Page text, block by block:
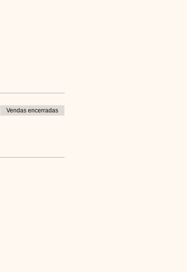
Vendas encerradas